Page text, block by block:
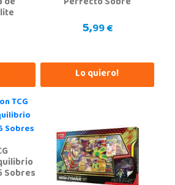
1 Polígono Industrial La Torrecilla
Don Benito Vegas
Badajoz
5,99 €
Lo quiero!
Sobres